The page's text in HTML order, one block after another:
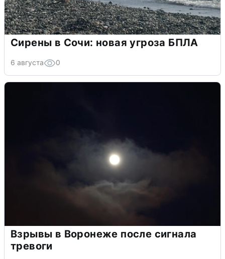
Сирены в Сочи: новая угроза БПЛА
6 августа 0
Взрывы в Воронеже после сигнала
тревоги